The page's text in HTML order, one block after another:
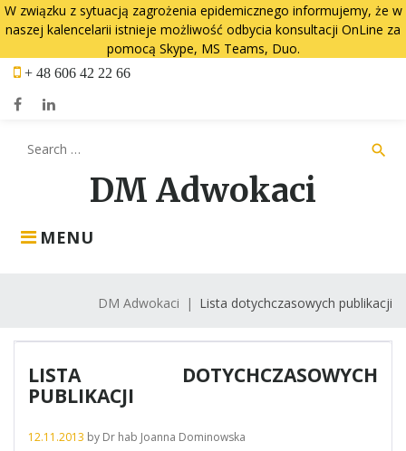
W związku z sytuacją zagrożenia epidemicznego informujemy, że w
naszej kalencelarii istnieje możliwość odbycia konsultacji OnLine za
pomocą Skype, MS Teams, Duo.
Skip
content
+ 48 606 42 22 66
DM Adwokaci
MENU
Search
search
DM Adwokaci | Lista dotychczasowych publikacji
LISTA DOTYCHCZASOWYCH
PUBLIKACJI
12.11.2013 by Dr hab Joanna Dominowska